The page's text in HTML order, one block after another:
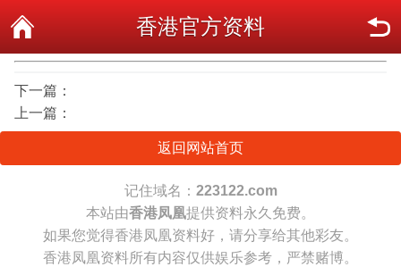
香港官方资料
下一篇：
上一篇：
返回网站首页
记住域名： 223122.com
本站由香港凤凰提供资料永久免费。
如果您觉得香港凤凰资料好，请分享给其他彩友。
香港凤凰资料所有内容仅供娱乐参考，严禁赌博。